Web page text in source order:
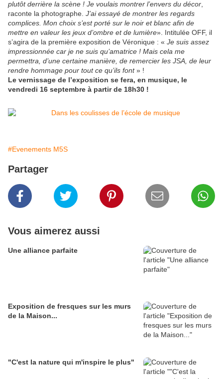
plutôt derrière la scène ! Je voulais montrer l’envers du décor
raconte la photographe. J’ai essayé de montrer les regards
complices. Mon choix s’est porté sur le noir et blanc afin de
mettre en valeur les jeux d’ombre et de lumière». Intitulée OFF, il
s’agira de la première exposition de Véronique : « Je suis assez
impressionnée car je ne suis qu’amatrice ! Mais cela me
permettra, d’une certaine manière, de remercier les JSA, de leur
rendre hommage pour tout ce qu’ils font» !
Le vernissage de l’exposition se fera, en musique, le
vendredi 16 septembre à partir de 18h30 !
#Evenements M5S
Partager
Vous aimerez aussi
Une alliance parfaite
Exposition de fresques sur les murs
de la Maison...
"C'est la nature qui m'inspire le plus"